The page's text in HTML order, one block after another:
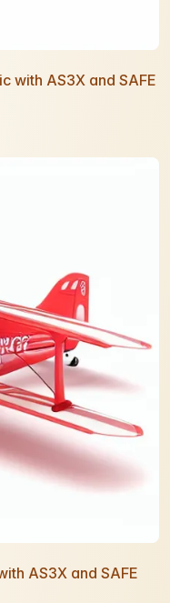
with AS3X and SAFE
AS3X and SAFE